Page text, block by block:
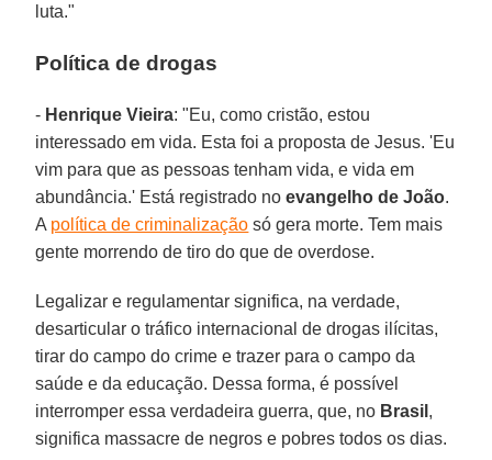
luta."
Política de drogas
- Henrique Vieira: "Eu, como cristão, estou
interessado em vida. Esta foi a proposta de Jesus. 'Eu
vim para que as pessoas tenham vida, e vida em
abundância.' Está registrado noevangelho de João.
A política de criminalização só gera morte. Tem mais
gente morrendo de tiro do que de overdose.
Legalizar e regulamentar significa, na verdade,
desarticular o tráfico internacional de drogas ilícitas,
tirar do campo do crime e trazer para o campo da
saúde e da educação. Dessa forma, é possível
interromper essa verdadeira guerra, que, no Brasil ,
significa massacre de negros e pobres todos os dias.